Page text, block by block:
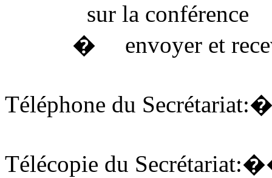
sur la conférence
�
envoyer et
Téléphone du Secrétariat:
Télécopie du Secrétariat: